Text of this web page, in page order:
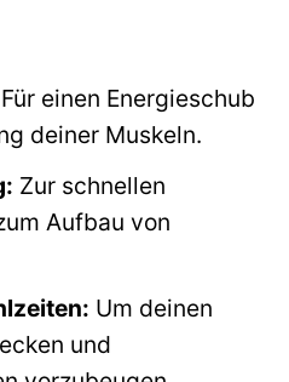
Für einen Energieschub
deiner Muskeln.
Zur schnellen
Aufbau von
Um deinen
und